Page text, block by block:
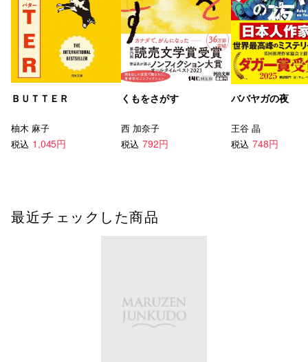
ＢＵＴＴＥＲ
柚木 麻子
税込 1,045円
くもをさがす
西 加奈子
税込 792円
ババヤガの夜
王谷 晶
税込 748円
最近チェックした商品